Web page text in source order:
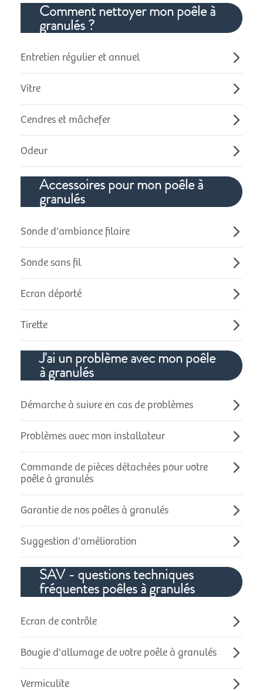
Comment nettoyer mon poêle à
granulés ?
Entretien régulier et annuel
Vitre
Cendres et mâchefer
Odeur
Accessoires pour mon poêle à
granulés
Sonde d'ambiance filaire
Sonde sans fil
Ecran déporté
Tirette
J'ai un problème avec mon poêle
à granulés
Démarche à suivre en cas de problèmes
Problèmes avec mon installateur
Commande de pièces détachées pour votre
poêle à granulés
Garantie de nos poêles à granulés
Suggestion d'amélioration
SAV - questions techniques
fréquentes poêles à granulés
Ecran de contrôle
Bougie d'allumage de votre poêle à granulés
Vermiculite